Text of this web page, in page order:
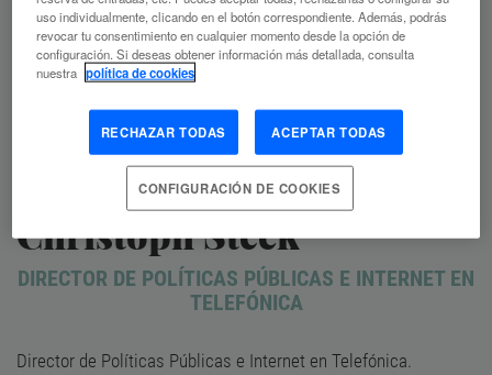
Christoph Steck
DIRECTOR DE POLÍTICAS PÚBLICAS E INTERNET EN
TELEFÓNICA
Director de Políticas Públicas e Internet en Telefónica.
uso individualmente, clicando en el botón correspondiente. Además, podrás
revocar tu consentimiento en cualquier momento desde la opción de
configuración. Si deseas obtener información más detallada, consulta
nuestra política de cookies
RECHAZAR TODAS ACEPTAR TODAS
CONFIGURACIÓN DE COOKIES